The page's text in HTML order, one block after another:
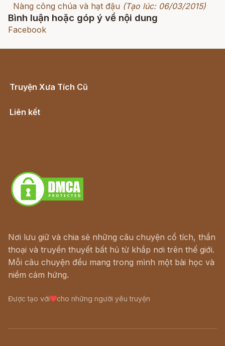
Nàng công chúa và hạt đậu (Tạo lúc: 06/03/2015)
Bình luận hoặc góp ý về nội dung
Facebook
Truyện Xưa Tích Cũ
Liên kết
Nơi lưu giữ và chia sẻ những câu chuyện cổ tích, thần
thoại và truyền thuyết bất hủ từ khắp nơi trên thế giới.
Mỗi câu chuyện đều mang trong mình một bài học và
niềm cảm hứng.
Được tạo với cho những người yêu truyện